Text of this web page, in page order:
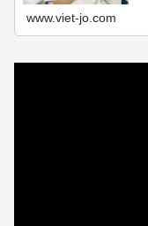
www.viet-jo.com